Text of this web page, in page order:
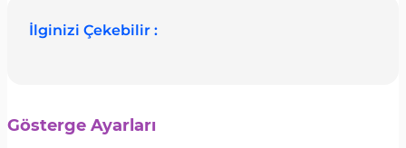
İlginizi Çekebilir :
Gösterge Ayarları